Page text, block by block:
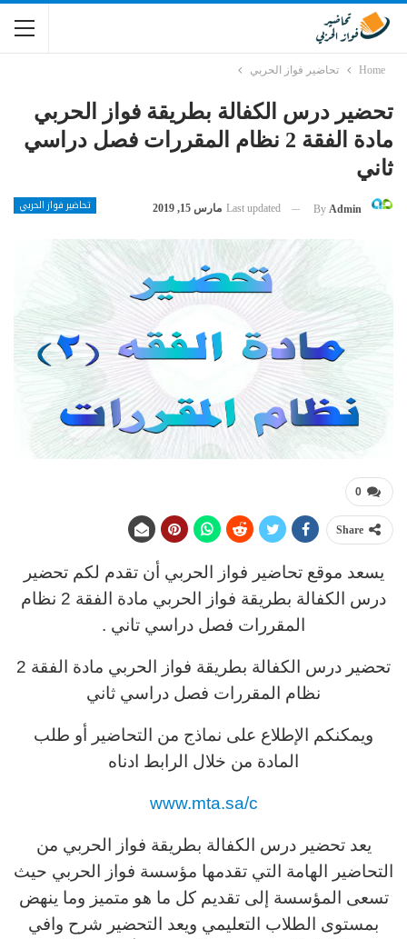
Home تحاضير فواز الحربي
تحضير درس الكفالة بطريقة فواز الحربي
مادة الفقة 2 نظام المقررات فصل دراسي
ثاني
تحاضير فواز الحربي By Admin
Last updated مارس 15, 2019
0
Share
يسعد موقع تحاضير فواز الحربي أن تقدم لكم تحضير
درس الكفالة بطريقة فواز الحربي مادة الفقة 2 نظام
المقررات فصل دراسي تاني .
تحضير درس الكفالة بطريقة فواز الحربي مادة الفقة 2
نظام المقررات فصل دراسي ثاني
ويمكنكم الإطلاع على نماذج من التحاضير أو طلب
المادة من خلال الرابط ادناه
www.mta.sa/c
يعد تحضير درس الكفالة بطريقة فواز الحربي من
التحاضير الهامة التي تقدمها مؤسسة فواز الحربي حيث
تسعى المؤسسة إلى تقديم كل ما هو متميز وما ينهض
بمستوى الطلاب التعليمي ويعد التحضير شرح وافي